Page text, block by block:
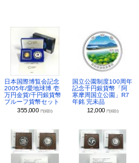
日本国際博覧会記念
2005年/愛地球博 壱
万円金貨/千円銀貨幣
プルーフ貨幣セット
355,000 円(税別)
国立公園制度100周年
記念千円銀貨幣「阿
寒摩周国立公園」R7
年銘 完未品
12,000 円(税別)